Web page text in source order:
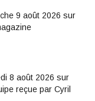
9 août 2026 sur
8 août 2026 sur
reçue par Cyril